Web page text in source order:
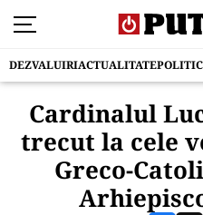
DEZVALUIRIACTUALITATE
Cardinalul
trecut la cele
Greco-